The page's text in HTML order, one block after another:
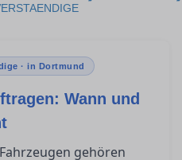
· in Dortmund
Wann und
gehören